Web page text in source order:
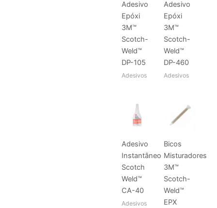
Adesivo
Epóxi
3M™
Scotch-
Weld™
DP-105
Adesivos
Adesivo
Epóxi
3M™
Scotch-
Weld™
DP-460
Adesivos
Adesivo
Instantâneo
Scotch
Weld™
CA-40
Adesivos
Bicos
Misturadores
3M™
Scotch-
Weld™
EPX